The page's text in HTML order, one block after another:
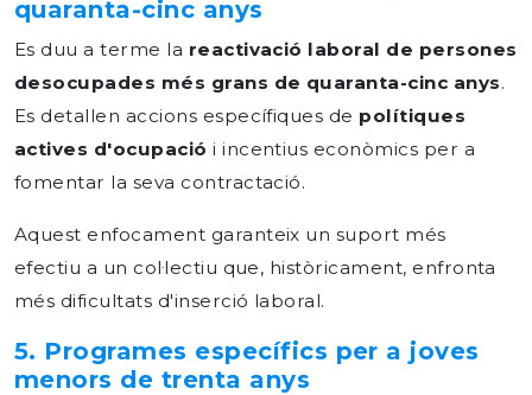
quaranta-cinc anys
Es duu a terme la reactivació laboral de persones
desocupades més grans de quaranta-cinc anys.
Es detallen accions específiques de polítiques
actives d'ocupaciói incentius econòmics per a
fomentar la seva contractació.
Aquest enfocament garanteix un suport més
efectiu a un col·lectiu que, històricament, enfronta
més dificultats d'inserció laboral.
5. Programes específics per a joves
menors de trenta anys